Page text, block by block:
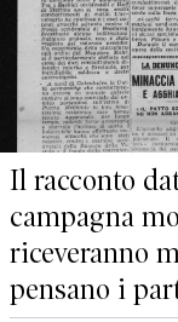
Il racconto
campagna
riceveranno
pensano i